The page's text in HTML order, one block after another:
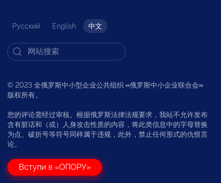
Русский English 中文
© 2023 全俄罗斯中小型企业公共组织 «俄罗斯中小企业联合会»
版权所有。
您的评论需经过审核。根据俄罗斯法律法规要求，我站不允许发布
含有脏话和（或）人身攻击性质的内容，将此类信息中的字母替换
为点、破折号等符号同样属于违规，此外，禁止任何形式的仇恨言
论。
Вступи в «ОПОРУ»